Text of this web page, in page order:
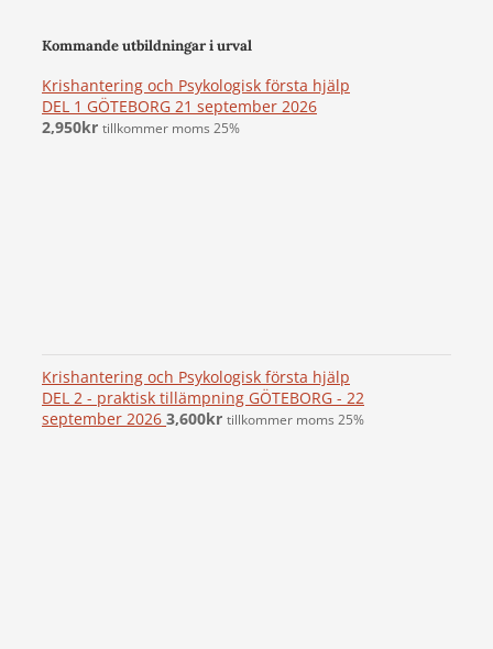
Kommande utbildningar i urval
Krishantering och Psykologisk första hjälp
DEL 1 GÖTEBORG 21 september 2026
2,950kr tillkommer moms 25%
Krishantering och Psykologisk första hjälp
DEL 2 - praktisk tillämpning GÖTEBORG - 22
september 2026 3,600kr tillkommer moms 25%